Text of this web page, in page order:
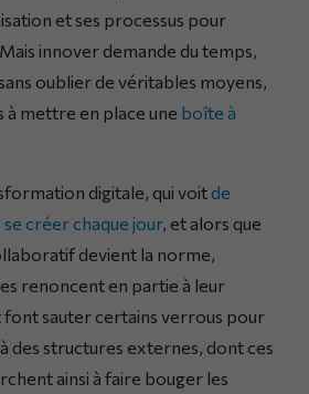
et ses processus pour
innover demande du temps,
oublier de véritables moyens,
à mettre en place une boîte à
digitale, qui voit de
créer chaque jour, et alors que
devient la norme,
renoncent en partie à leur
font sauter certains verrous pour
des structures externes, dont ces
ainsi à faire bouger les